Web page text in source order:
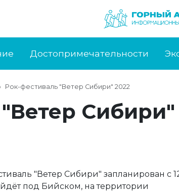
Достопримечательности
Рок-фестиваль "Ветер Сибири" 2022
Сибири"
"Ветер Сибири" запланирован с
под Бийском, на территории